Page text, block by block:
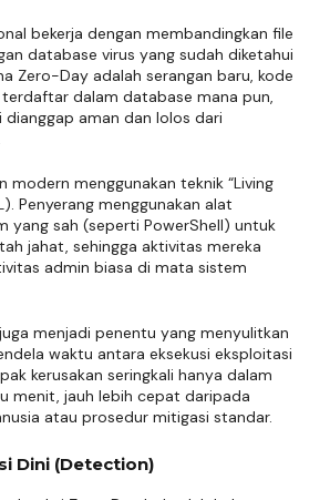
bekerja dengan membandingkan file
database virus yang sudah diketahui
Zero-Day adalah serangan baru, kode
dalam database mana pun,
dianggap aman dan lolos dari
modern menggunakan teknik “Living
Penyerang menggunakan alat
yang sah (seperti PowerShell) untuk
jahat, sehingga aktivitas mereka
admin biasa di mata sistem
menjadi penentu yang menyulitkan
waktu antara eksekusi eksploitasi
kerusakan seringkali hanya dalam
menit, jauh lebih cepat daripada
atau prosedur mitigasi standar.
Dini (Detection)